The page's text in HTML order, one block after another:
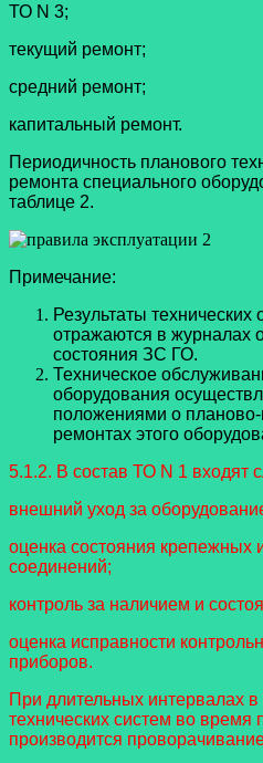
ТО N 3;
текущий ремонт;
средний ремонт;
капитальный ремонт.
Периодичность планового
ремонта специального
таблице 2.
Примечание:
Результаты
отражаются в журналах
состояния ЗС ГО.
Техническое
оборудования
положениями о
ремонтах этого
5.1.2. В состав ТО N 1 входят
внешний уход за
оценка состояния крепежных
соединений;
контроль за наличием и
оценка исправности
приборов.
При длительных интервалах в
технических систем во
производится